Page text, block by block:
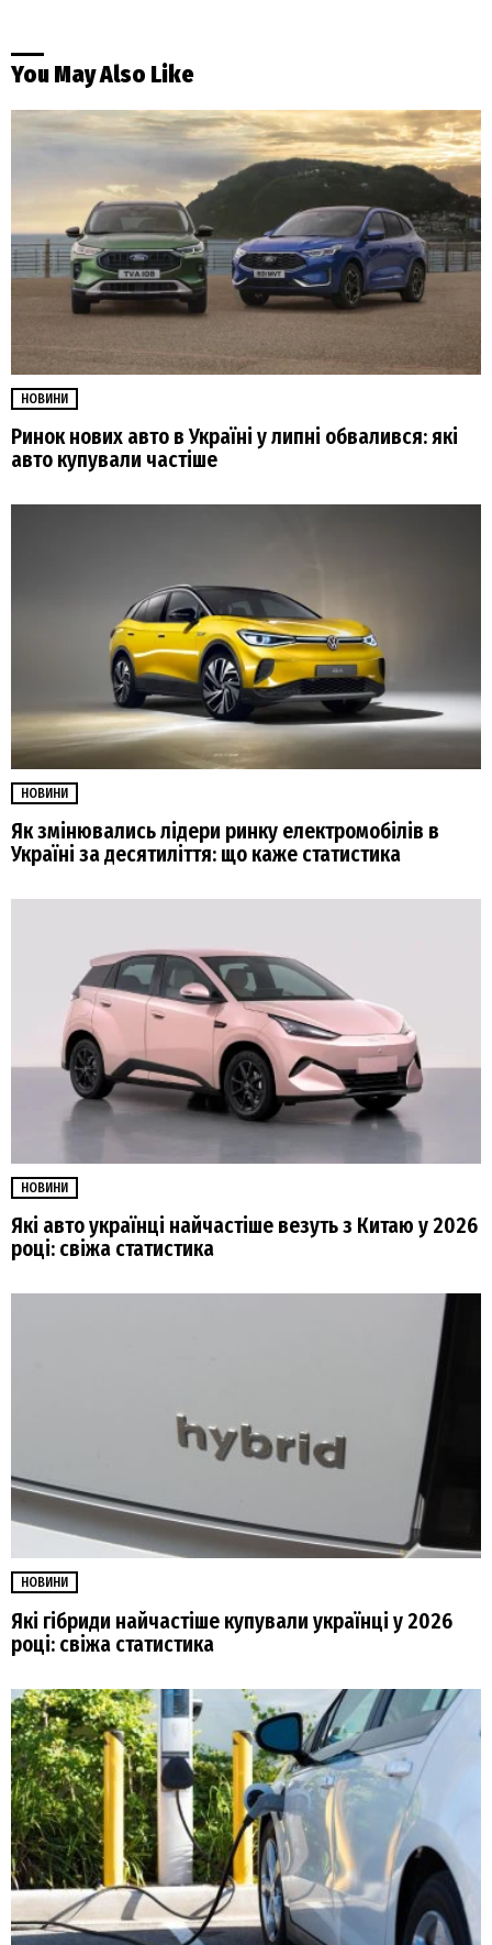
You May Also Like
НОВИНИ
Ринок нових авто в Україні у липні обвалився: які
авто купували частіше
НОВИНИ
Як змінювались лідери ринку електромобілів в
Україні за десятиліття: що каже статистика
НОВИНИ
Які авто українці найчастіше везуть з Китаю у 2026
році: свіжа статистика
НОВИНИ
Які гібриди найчастіше купували українці у 2026
році: свіжа статистика